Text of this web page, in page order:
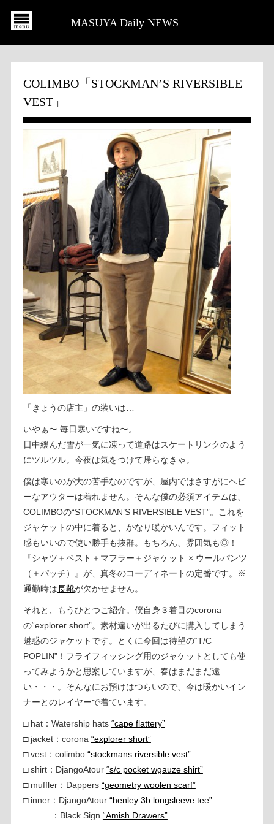
MASUYA Daily NEWS
COLIMBO「STOCKMAN’S RIVERSIBLE
VEST」
「きょうの店主」の装いは…
いやぁ〜 毎日寒いですね〜。
日中緩んだ雪が一気に凍って道路はスケートリンクのよう
にツルツル。今夜は気をつけて帰らなきゃ。
僕は寒いのが大の苦手なのですが、屋内ではさすがにヘビ
ーなアウターは着れません。そんな僕の必須アイテムは、
COLIMBOの“STOCKMAN’S RIVERSIBLE VEST”。これを
ジャケットの中に着ると、かなり暖かいんです。フィット
感もいいので使い勝手も抜群。もちろん、雰囲気も◎！
『シャツ＋ベスト＋マフラー＋ジャケット × ウールパンツ
（＋パッチ）』が、真冬のコーディネートの定番です。※
通勤時は長靴が欠かせません。
それと、もうひとつご紹介。僕自身３着目のcorona
の“explorer short”。素材違いが出るたびに購入してしまう
魅惑のジャケットです。とくに今回は待望の“T/C
POPLIN”！フライフィッシング用のジャケットとしても使
ってみようかと思案していますが、春はまだまだ遠
い・・・。そんなにお預けはつらいので、今は暖かいイン
ナーとのレイヤーで着ています。
□ hat：Watership hats “cape flattery”
□ jacket：corona “explorer short”
□ vest：colimbo “stockmans riversible vest”
□ shirt：DjangoAtour “s/c pocket wgauze shirt”
□ muffler：Dappers “geometry woolen scarf”
□ inner：DjangoAtour “henley 3b longsleeve tee”
：Black Sign “Amish Drawers”